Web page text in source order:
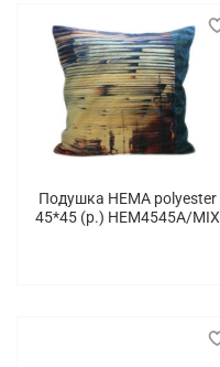
Подушка HEMA polyester
45*45 (p.) HEM4545A/MIX